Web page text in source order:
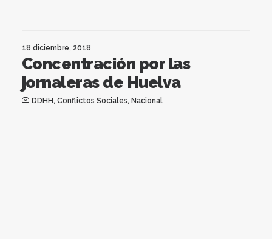
18 diciembre, 2018
Concentración por las
jornaleras de Huelva
DDHH, Conflictos Sociales, Nacional